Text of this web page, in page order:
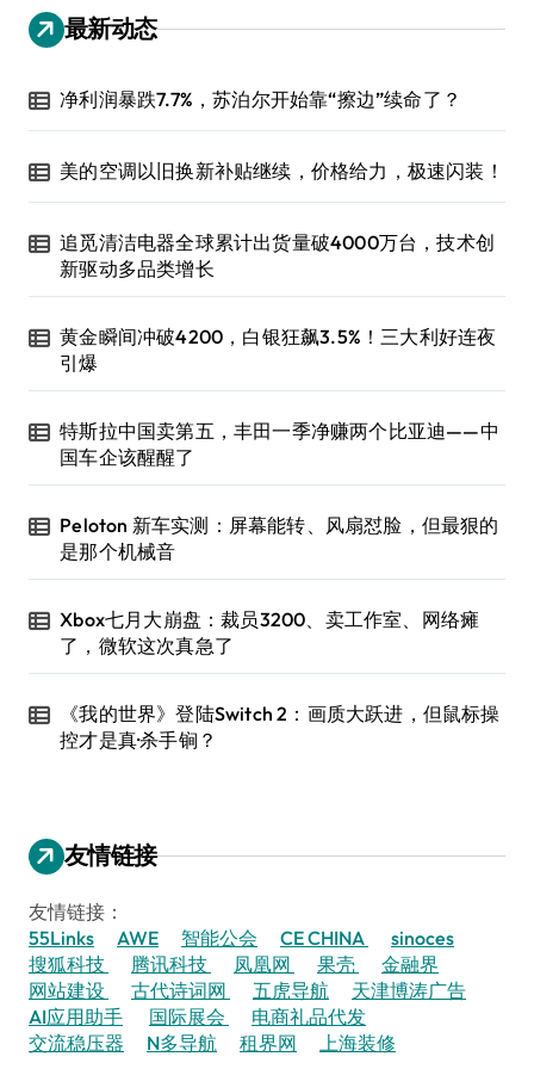
最新动态
净利润暴跌7.7%，苏泊尔开始靠“擦边”续命了？
美的空调以旧换新补贴继续，价格给力，极速闪装！
追觅清洁电器全球累计出货量破4000万台，技术创
新驱动多品类增长
黄金瞬间冲破4200，白银狂飙3.5%！三大利好连夜
引爆
特斯拉中国卖第五，丰田一季净赚两个比亚迪——中
国车企该醒醒了
Peloton 新车实测：屏幕能转、风扇怼脸，但最狠的
是那个机械音
Xbox七月大崩盘：裁员3200、卖工作室、网络瘫
了，微软这次真急了
《我的世界》登陆Switch 2：画质大跃进，但鼠标操
控才是真·杀手锏？
友情链接
友情链接：
55Links
AWE 智能公会 CE CHINA
sinoces
搜狐科技
腾讯科技 凤凰网 果壳
金融界
网站建设
古代诗词网 五虎导航
天津博涛广告
AI应用助手
国际展会
电商礼品代发
交流稳压器
N多导航 租界网 上海装修